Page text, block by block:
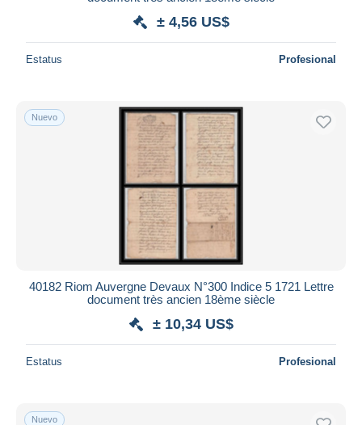
± 4,56 US$
Estatus Profesional
Nuevo
40182 Riom Auvergne Devaux N°300 Indice 5 1721 Lettre
document très ancien 18ème siècle
± 10,34 US$
Estatus Profesional
Nuevo